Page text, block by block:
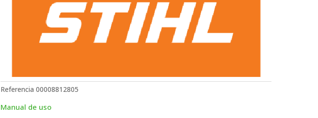
Referencia00008812805
Manual de uso